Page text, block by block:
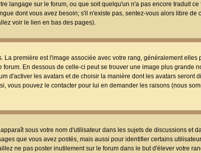
langage sur le forum, ou que soit quelqu'un n'a pas encore traduit ce
dont vous avez besoin; s'il n'existe pas, sentez-vous alors libre de
voir le lien en bas des pages).
première est l'image associée avec votre rang, généralement elles
En dessous de celle-ci peut se trouver une image plus grande
d'activer les avatars et de choisir la manière dont les avatars seront
vous pouvez le contacter pour lui en demander les raisons (nous
sous votre nom d'utilisateur dans les sujets de discussions et
que vous avez postés, mais aussi pour identifier certains
ne pas poster inutilement sur le forum dans le but d'élever votre